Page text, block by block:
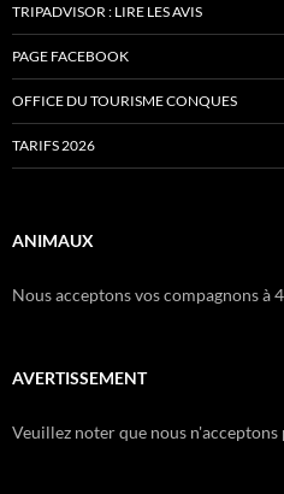
TRIPADVISOR : LIRE LES AVIS
PAGE FACEBOOK
OFFICE DU TOURISME CONQUES
TARIFS 2026
ANIMAUX
Nous acceptons vos compagnons à
AVERTISSEMENT
Veuillez noter que nous